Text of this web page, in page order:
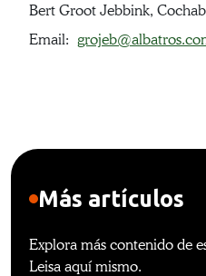
Bert Groot Jebbink,
Email:
Más artículos
Explora más contenido de
Leisa aquí mismo.